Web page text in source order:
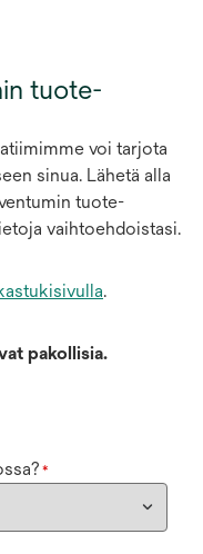
tuote-
voi tarjota
sinua. Lähetä alla
tuote-
vaihtoehdoistasi.
.
pakollisia.
*